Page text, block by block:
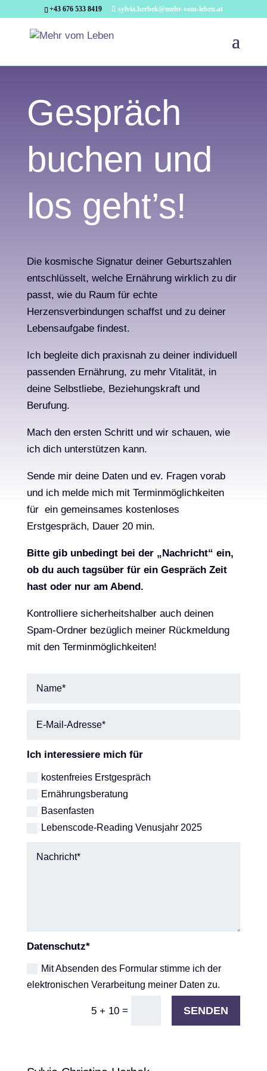
+43 676 533 8419 sylvia.herbek@mehr-vom-leben.at
Gespräch
buchen und
los geht’s!
Die kosmische Signatur deiner Geburtszahlen
entschlüsselt, welche Ernährung wirklich zu dir
passt, wie du Raum für echte
Herzensverbindungen schaffst und zu deiner
Lebensaufgabe findest.
Ich begleite dich praxisnah zu deiner individuell
passenden Ernährung, zu mehr Vitalität, in
deine Selbstliebe, Beziehungskraft und
Berufung.
Mach den ersten Schritt und wir schauen, wie
ich dich unterstützen kann.
Sende mir deine Daten und ev. Fragen vorab
und ich melde mich mit Terminmöglichkeiten
für ein gemeinsames kostenloses
Erstgespräch, Dauer 20 min.
Bitte gib unbedingt bei der „Nachricht“ ein,
ob du auch tagsüber für ein Gespräch Zeit
hast oder nur am Abend.
Kontrolliere sicherheitshalber auch deinen
Spam-Ordner bezüglich meiner Rückmeldung
mit den Terminmöglichkeiten!
Ich interessiere mich für
kostenfreies Erstgespräch
Ernährungsberatung
Basenfasten
Lebenscode-Reading Venusjahr 2025
Datenschutz*
Mit Absenden des Formular stimme ich der
elektronischen Verarbeitung meiner Daten zu.
5 + 10 = SENDEN